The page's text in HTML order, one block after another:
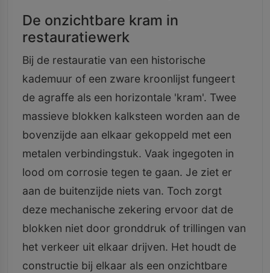
De onzichtbare kram in
restauratiewerk
Bij de restauratie van een historische
kademuur of een zware kroonlijst fungeert
de agraffe als een horizontale 'kram'. Twee
massieve blokken kalksteen worden aan de
bovenzijde aan elkaar gekoppeld met een
metalen verbindingstuk. Vaak ingegoten in
lood om corrosie tegen te gaan. Je ziet er
aan de buitenzijde niets van. Toch zorgt
deze mechanische zekering ervoor dat de
blokken niet door gronddruk of trillingen van
het verkeer uit elkaar drijven. Het houdt de
constructie bij elkaar als een onzichtbare